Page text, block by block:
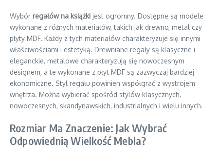
Wybór regałów na książki jest ogromny. Dostępne są modele
wykonane z różnych materiałów, takich jak drewno, metal czy
płyty MDF. Każdy z tych materiałów charakteryzuje się innymi
właściwościami i estetyką. Drewniane regały są klasyczne i
eleganckie, metalowe charakteryzują się nowoczesnym
designem, a te wykonane z płyt MDF są zazwyczaj bardziej
ekonomiczne. Styl regału powinien współgrać z wystrojem
wnętrza. Można wybierać spośród stylów klasycznych,
nowoczesnych, skandynawskich, industrialnych i wielu innych.
Rozmiar Ma Znaczenie: Jak Wybrać
Odpowiednią Wielkość Mebla?